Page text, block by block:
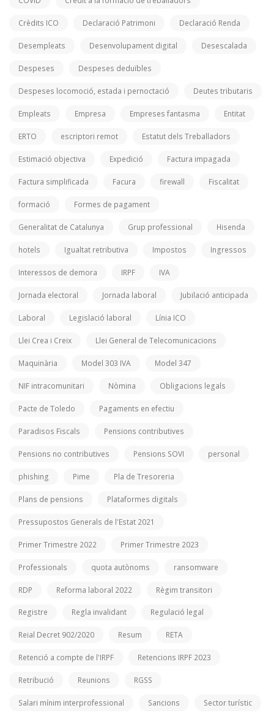
Crèdits ICO Declaració Patrimoni Declaració Renda
Desempleats Desenvolupament digital Desescalada
Despeses Despeses deduïbles
Despeses locomoció, estada i pernoctació Deutes tributaris
Empleats Empresa Empreses fantasma Entitat
ERTO escriptori remot Estatut dels Treballadors
Estimació objectiva Expedició Factura impagada
Factura simplificada Facura firewall Fiscalitat
formació Formes de pagament
Generalitat de Catalunya Grup professional Hisenda
hotels Igualtat retributiva Impostos Ingressos
Interessos de demora IRPF IVA
Jornada electoral Jornada laboral Jubilació anticipada
Laboral Legislació laboral Línia ICO
Llei Crea i Creix Llei General de Telecomunicacions
Maquinària Model 303 IVA Model 347
NIF intracomunitari Nòmina Obligacions legals
Pacte de Toledo Pagaments en efectiu
Paradisos Fiscals Pensions contributives
Pensions no contributives Pensions SOVI personal
phishing Pime Pla de Tresoreria
Plans de pensions Plataformes digitals
Pressupostos Generals de l'Estat 2021
Primer Trimestre 2022 Primer Trimestre 2023
Professionals quota autònoms ransomware
RDP Reforma laboral 2022 Règim transitori
Registre Regla invalidant Regulació legal
Reial Decret 902/2020 Resum RETA
Retenció a compte de l'IRPF Retencions IRPF 2023
Retribució Reunions RGSS
Salari mínim interprofessional Sancions Sector turístic